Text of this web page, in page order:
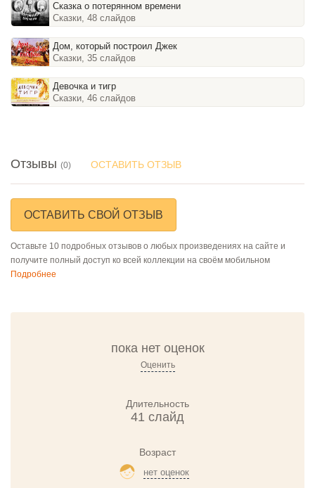
Сказка о потерянном времени
Сказки, 48 слайдов
Дом, который построил Джек
Сказки, 35 слайдов
Девочка и тигр
Сказки, 46 слайдов
Отзывы (0) ОСТАВИТЬ ОТЗЫВ
ОСТАВИТЬ СВОЙ ОТЗЫВ
Оставьте 10 подробных отзывов о любых произведениях на сайте и
получите полный доступ ко всей коллекции на своём мобильном
Подробнее
пока нет оценок
Оценить
Длительность
41 слайд
Возраст
нет оценок